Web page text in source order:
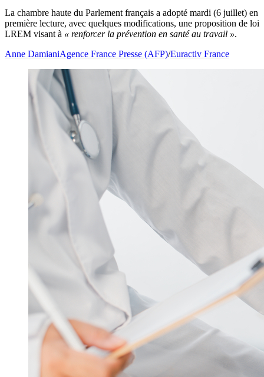
La chambre haute du Parlement français a adopté mardi (6 juillet) en
première lecture, avec quelques modifications, une proposition de loi
LREM visant à « renforcer la prévention en santé au travail ».
Anne DamianiAgence France Presse (AFP)/Euractiv France